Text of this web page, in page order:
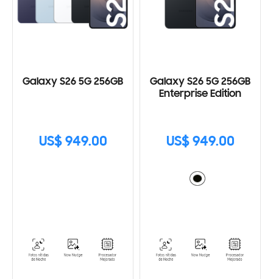
Galaxy S26 5G 256GB
US$ 949.00
Galaxy S26 5G 256GB
Enterprise Edition
US$ 949.00